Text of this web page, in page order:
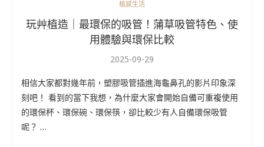
植感生活
玩艸植造｜最環保的吸管！蒲草吸管特色、使
用體驗與環保比較
2025-09-29
相信大家都對幾年前，塑膠吸管插進海龜鼻孔的影片印象深
刻吧！ 看到的當下我想，為什麼大家會開始自備可重複使用
的環保杯、環保碗、環保筷，卻比較少有人自備環保吸管
呢？ …